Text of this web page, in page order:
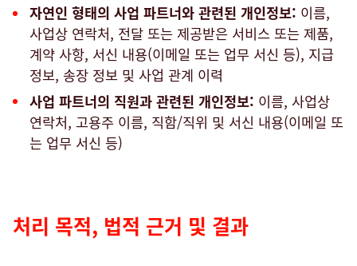
자연인 형태의 사업 파트너와 관련된 개인정보: 이름,
사업상 연락처, 전달 또는 제공받은 서비스 또는 제품,
계약 사항, 서신 내용(이메일 또는 업무 서신 등), 지급
정보, 송장 정보 및 사업 관계 이력
사업 파트너의 직원과 관련된 개인정보: 이름, 사업상
연락처, 고용주 이름, 직함/직위 및 서신 내용(이메일 또
는 업무 서신 등)
처리 목적, 법적 근거 및 결과